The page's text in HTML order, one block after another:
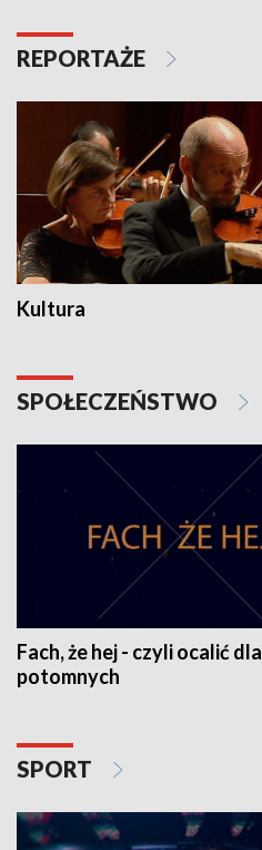
REPORTAŻE
Kultura
SPOŁECZEŃSTWO
Fach, że hej - czyli ocalić dla
potomnych
SPORT